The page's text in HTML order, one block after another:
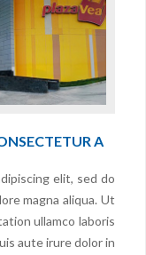
A
elit, sed do
magna aliqua. Ut
ullamco laboris
aute irure dolor in